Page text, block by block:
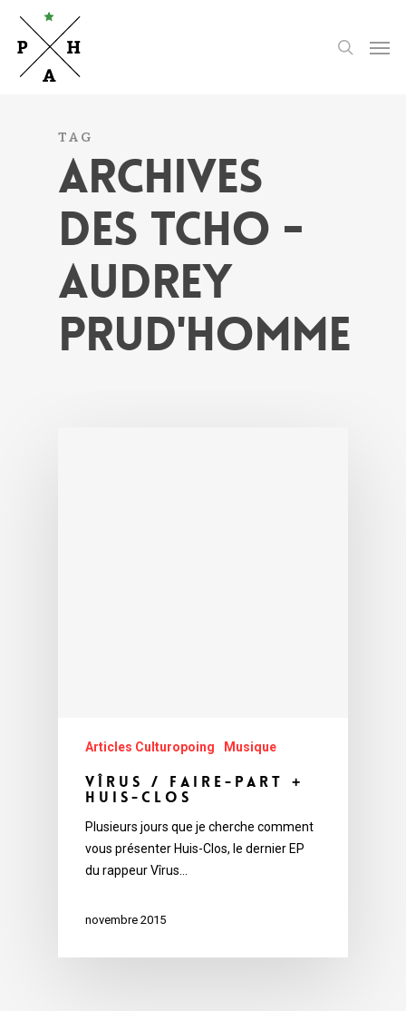
main
content
search
TAG
ARCHIVES
DES TCHO -
AUDREY
PRUD'HOMME
Articles Culturopoing Musique
Vîrus / Faire-Part +
Huis-clos
Plusieurs jours que je cherche comment
vous présenter Huis-Clos, le dernier EP
du rappeur Vîrus…
novembre 2015